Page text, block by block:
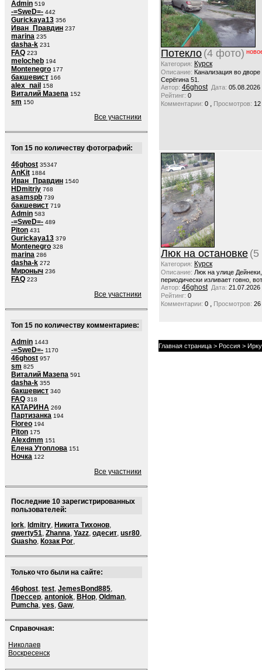
Admin 519
-=SweD=- 442
Gurickaya13 356
Иван_Правдин 237
marina 235
dasha-k 231
FAQ 223
melocheb 194
Montenegro 177
бакшевист 166
alex_nail 158
Виталий Мазепа 152
sm 150
Все участники
Топ 15 по количеству фотографий:
46ghost 35347
AnKit 1884
Иван_Правдин 1540
HDmitriy 768
asamspb 739
бакшевист 719
Admin 583
-=SweD=- 489
Piton 431
Gurickaya13 379
Montenegro 328
marina 286
dasha-k 272
Мироныч 236
FAQ 223
Все участники
Топ 15 по количеству комментариев:
Admin 1443
-=SweD=- 1170
46ghost 957
sm 825
Виталий Мазепа 591
dasha-k 355
бакшевист 340
FAQ 318
КАТАРИНА 269
Партизанка 194
Floreo 194
Piton 175
Alexdmm 151
Елена Утоплова 151
Ночка 122
Все участники
Последние 10 зарегистрированных
пользователей:
lork, ldmitry, Никита Тихонов,
qwerty51, Zhanna, Yazz, одесит, usr80,
Guasho, Козак Рог,
Только что были на сайте:
46ghost, test, JemesBond885,
Прессер, antoniok, BHop, Oldman,
Pumcha, ves, Gaw,
Справочная:
Николаев
Воскресенск
Потекло (4 фото)
Категория: Курск
Описание: Канализация во
Серёгина 51.
Автор: 46ghost Дата: 05.08.2026
Рейтинг: 0
Комментарии: 0 , Просмотров: 12
Люк на остановке (5
Категория: Курск
Описание: Люк на улице
периодически изливает говно,
Автор: 46ghost Дата: 21.07.2026
Рейтинг: 0
Комментарии: 0 , Просмотров: 26
Главная страница > Россия >